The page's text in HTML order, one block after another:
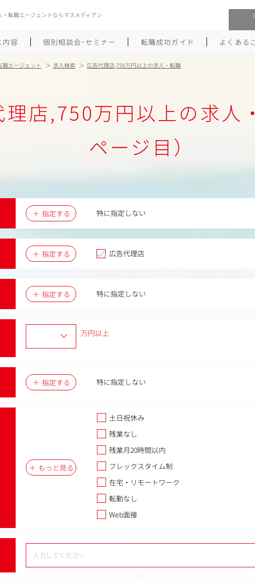
転職エージェントならマスメディアン
内容 個別相談会･セミナー 転職成功ガイド
履歴書のつくり方
ポートフォリオのつくり方
未経験から広告業界への転職
大手広告会社への転職
しゅふクリ･ママクリ転職
Uターン･Iターン転職
よくある
職エージェント 求人検索 広告代理店,750万円以上の求人・転職
理店,750万円以上の求人
ページ目）
指定する 特に指定しない
指定する 広告代理店
指定する 特に指定しない
万円以上
指定する 特に指定しない
もっと見る
土日祝休み
残業なし
残業月20時間以内
フレックスタイム制
在宅・リモートワーク
転勤なし
Web面接